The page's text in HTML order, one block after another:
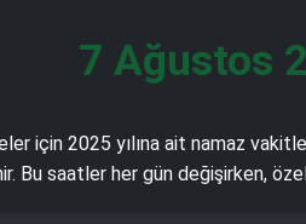
7 Ağustos
için 2025 yılına ait namaz
Bu saatler her gün değişirken,